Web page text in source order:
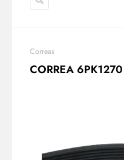
Correas
CORREA 6PK1270